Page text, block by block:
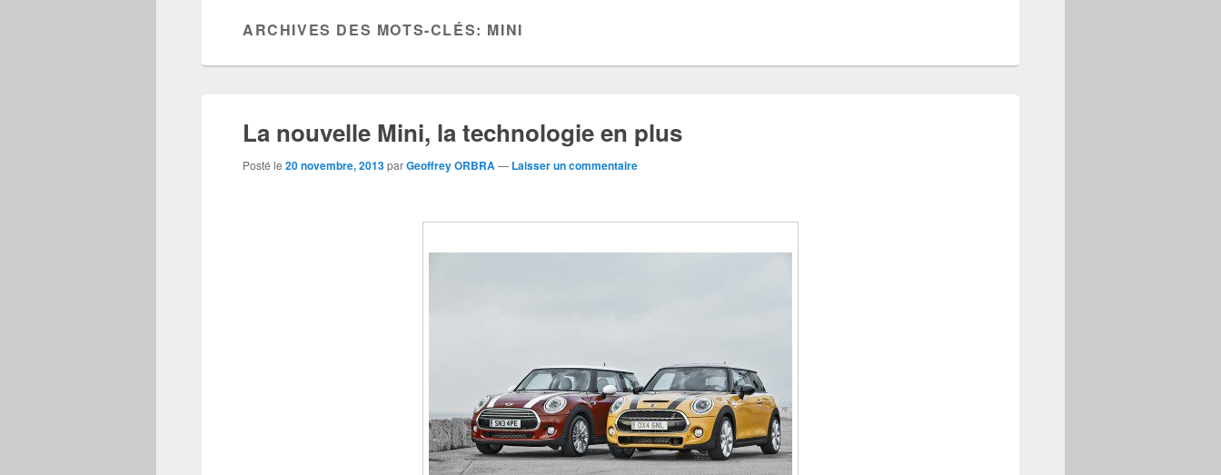
ARCHIVES DES MOTS-CLÉS: MINI
La nouvelle Mini, la technologie en plus
Posté le 20 novembre, 2013parGeoffrey ORBRA— Laisser un commentaire